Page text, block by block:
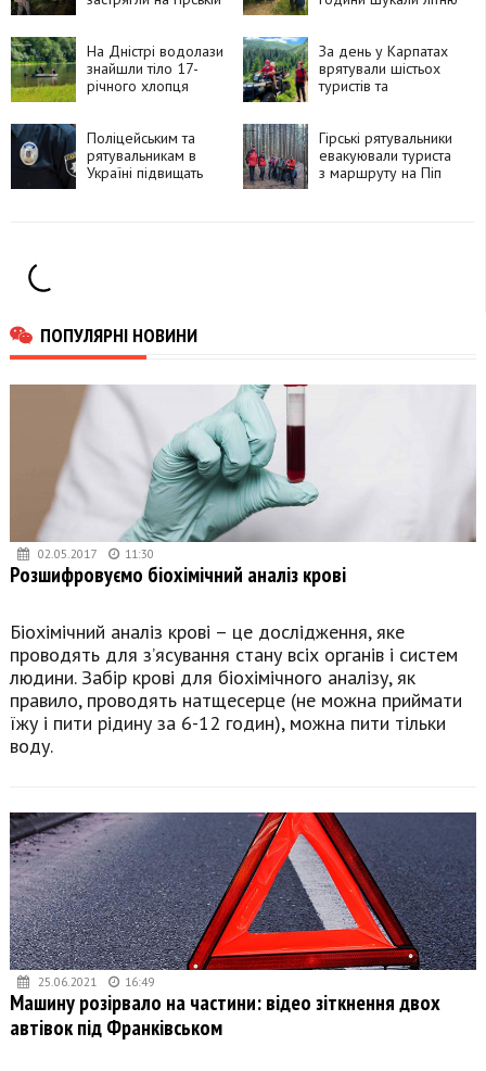
На Дністрі водолази
знайшли тіло 17-
річного хлопця
За день у Карпатах
врятували шістьох
туристів та
Поліцейським та
рятувальникам в
Україні підвищать
Гірські рятувальники
евакуювали туриста
з маршруту на Піп
ПОПУЛЯРНІ НОВИНИ
02.05.2017 11:30
Розшифровуємо біохімічний аналіз крові
Біохімічний аналіз крові – це дослідження, яке
проводять для з’ясування стану всіх органів і систем
людини. Забір крові для біохімічного аналізу, як
правило, проводять натщесерце (не можна приймати
їжу і пити рідину за 6-12 годин), можна пити тільки
воду.
25.06.2021 16:49
Машину розірвало на частини: відео зіткнення двох
автівок під Франківськом